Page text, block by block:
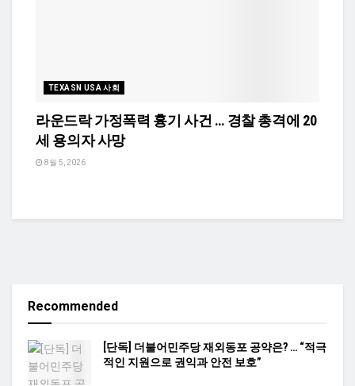
TEXASN USA 사회
라운드락 가정폭력 흉기 사건 … 경찰 총격에 20
세 용의자 사망
8월 5, 2026
Recommended
[단독] 더불어민주당 재외동포 공약은? … “적극
적인 지원으로 권익과 안전 보호”